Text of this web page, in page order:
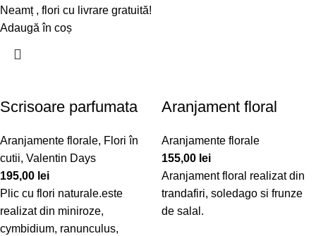
Neamț , flori cu livrare gratuită!
Adaugă în coș
Scrisoare parfumata
Aranjamente florale, Flori în
cutii, Valentin Days
195,00 lei
Plic cu flori naturale.este
realizat din miniroze,
cymbidium, ranunculus,
Aranjament floral
Aranjamente florale
155,00 lei
Aranjament floral realizat din
trandafiri, soledago si frunze
de salal.